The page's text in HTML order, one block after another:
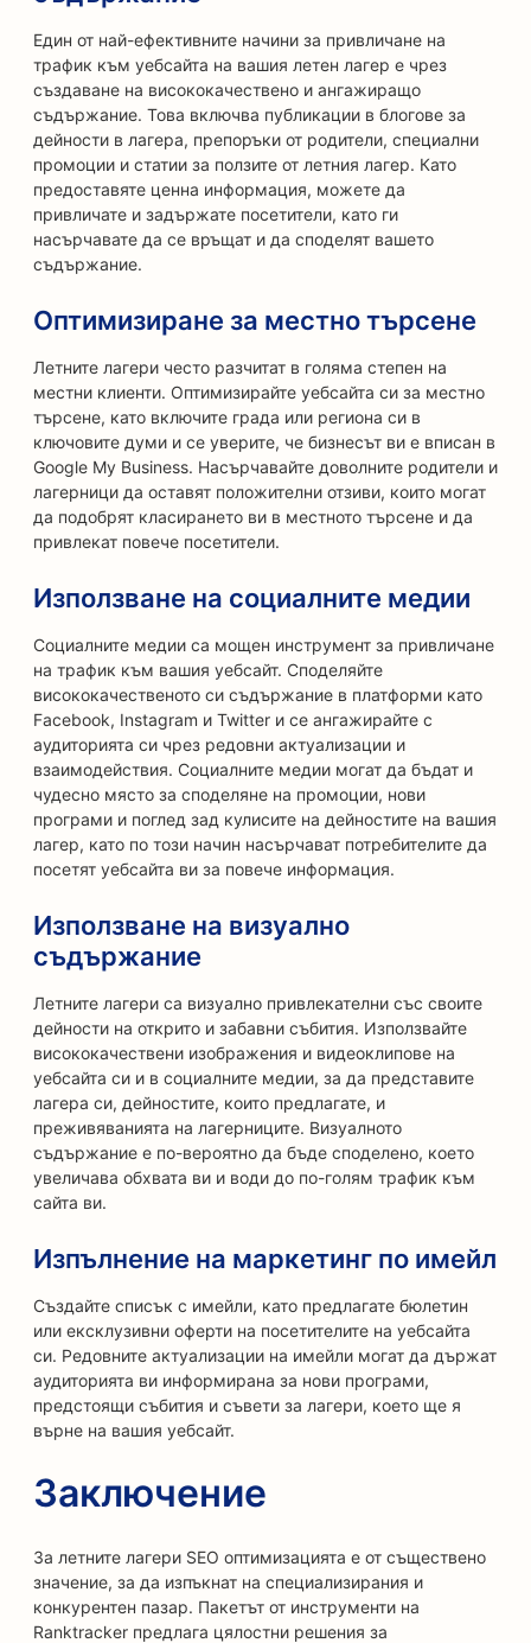
Един от най-ефективните начини за привличане на
трафик към уебсайта на вашия летен лагер е чрез
създаване на висококачествено и ангажиращо
съдържание. Това включва публикации в блогове за
дейности в лагера, препоръки от родители, специални
промоции и статии за ползите от летния лагер. Като
предоставяте ценна информация, можете да
привличате и задържате посетители, като ги
насърчавате да се връщат и да споделят вашето
съдържание.
Оптимизиране за местно търсене
Летните лагери често разчитат в голяма степен на
местни клиенти. Оптимизирайте уебсайта си за местно
търсене, като включите града или региона си в
ключовите думи и се уверите, че бизнесът ви е вписан в
Google My Business. Насърчавайте доволните родители и
лагерници да оставят положителни отзиви, които могат
да подобрят класирането ви в местното търсене и да
привлекат повече посетители.
Използване на социалните медии
Социалните медии са мощен инструмент за привличане
на трафик към вашия уебсайт. Споделяйте
висококачественото си съдържание в платформи като
Facebook, Instagram и Twitter и се ангажирайте с
аудиторията си чрез редовни актуализации и
взаимодействия. Социалните медии могат да бъдат и
чудесно място за споделяне на промоции, нови
програми и поглед зад кулисите на дейностите на вашия
лагер, като по този начин насърчават потребителите да
посетят уебсайта ви за повече информация.
Използване на визуално
съдържание
Летните лагери са визуално привлекателни със своите
дейности на открито и забавни събития. Използвайте
висококачествени изображения и видеоклипове на
уебсайта си и в социалните медии, за да представите
лагера си, дейностите, които предлагате, и
преживяванията на лагерниците. Визуалното
съдържание е по-вероятно да бъде споделено, което
увеличава обхвата ви и води до по-голям трафик към
сайта ви.
Изпълнение на маркетинг по имейл
Създайте списък с имейли, като предлагате бюлетин
или ексклузивни оферти на посетителите на уебсайта
си. Редовните актуализации на имейли могат да държат
аудиторията ви информирана за нови програми,
предстоящи събития и съвети за лагери, което ще я
върне на вашия уебсайт.
Заключение
За летните лагери SEO оптимизацията е от съществено
значение, за да изпъкнат на специализирания и
конкурентен пазар. Пакетът от инструменти на
Ranktracker предлага цялостни решения за